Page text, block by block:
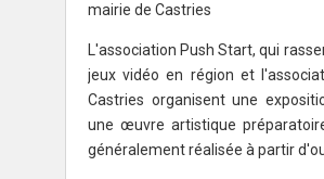
(17)
mairie de Castries
L'association Push Start, qui
jeux vidéo en région et
Castries organisent une
une œuvre artistique
généralement réalisée à partir